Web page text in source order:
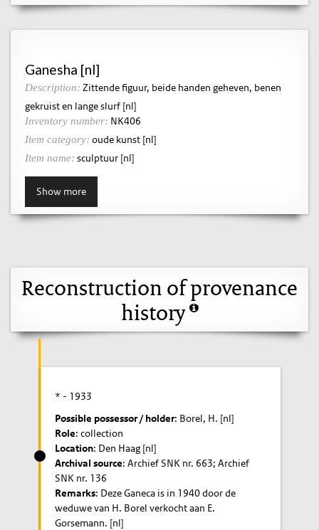
Ganesha [nl]
Description: Zittende figuur, beide handen geheven, benen
gekruist en lange slurf [nl]
Inventory number: NK406
Item category: oude kunst [nl]
Item name: sculptuur [nl]
Show more
Reconstruction of provenance
history
* - 1933
Possible possessor / holder: Borel, H. [nl]
Role: collection
Location: Den Haag [nl]
Archival source: Archief SNK nr. 663; Archief
SNK nr. 136
Remarks: Deze Ganeca is in 1940 door de
weduwe van H. Borel verkocht aan E.
Gorsemann. [nl]